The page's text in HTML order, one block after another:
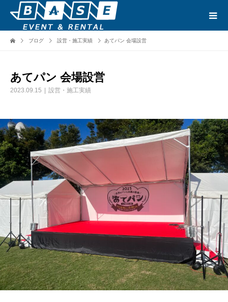
ブログ 設営・施工実績 あてパン 会場設営
あてパン 会場設営
2023.09.15 設営・施工実績